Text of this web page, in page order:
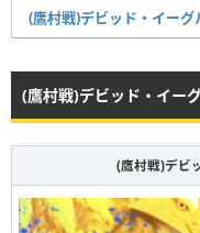
(鷹村戦)デビッド・イーグ
(鷹村戦)デビッド・イー
(鷹村戦)デビ